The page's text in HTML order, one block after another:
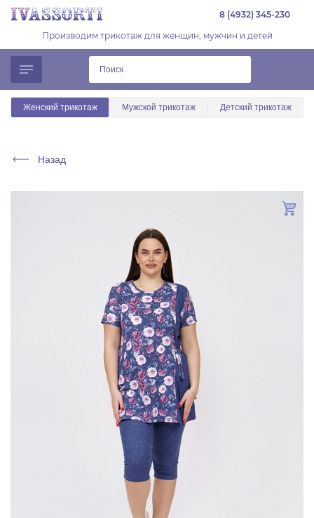
8 (4932) 345-230
Производим трикотаж для женщин, мужчин и детей
Женский трикотаж Мужской трикотаж Детский трикотаж
Назад